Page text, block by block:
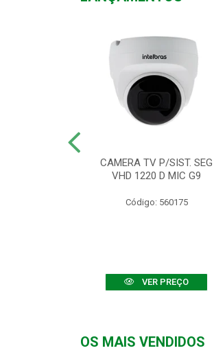
CAMERA TV P/SIST. SEG
VHD 1220 D MIC G9
Código: 560175
VER PREÇO
OS MAIS VENDIDOS